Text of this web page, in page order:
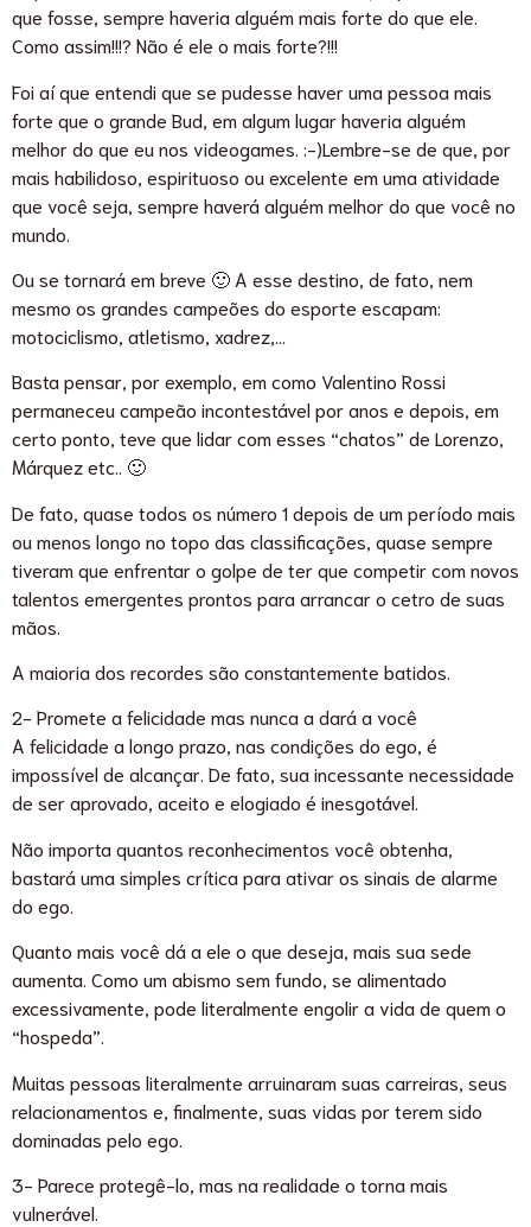
que fosse, sempre haveria alguém mais forte do que ele.
Como assim!!!? Não é ele o mais forte?!!!
Foi aí que entendi que se pudesse haver uma pessoa mais
forte que o grande Bud, em algum lugar haveria alguém
melhor do que eu nos videogames. :-)Lembre-se de que, por
mais habilidoso, espirituoso ou excelente em uma atividade
que você seja, sempre haverá alguém melhor do que você no
mundo.
Ou se tornará em breve 🙂 A esse destino, de fato, nem
mesmo os grandes campeões do esporte escapam:
motociclismo, atletismo, xadrez,…
Basta pensar, por exemplo, em como Valentino Rossi
permaneceu campeão incontestável por anos e depois, em
certo ponto, teve que lidar com esses “chatos” de Lorenzo,
Márquez etc.. 🙂
De fato, quase todos os número 1 depois de um período mais
ou menos longo no topo das classificações, quase sempre
tiveram que enfrentar o golpe de ter que competir com novos
talentos emergentes prontos para arrancar o cetro de suas
mãos.
A maioria dos recordes são constantemente batidos.
2- Promete a felicidade mas nunca a dará a você
A felicidade a longo prazo, nas condições do ego, é
impossível de alcançar. De fato, sua incessante necessidade
de ser aprovado, aceito e elogiado é inesgotável.
Não importa quantos reconhecimentos você obtenha,
bastará uma simples crítica para ativar os sinais de alarme
do ego.
Quanto mais você dá a ele o que deseja, mais sua sede
aumenta. Como um abismo sem fundo, se alimentado
excessivamente, pode literalmente engolir a vida de quem o
“hospeda”.
Muitas pessoas literalmente arruinaram suas carreiras, seus
relacionamentos e, finalmente, suas vidas por terem sido
dominadas pelo ego.
3- Parece protegê-lo, mas na realidade o torna mais
vulnerável.